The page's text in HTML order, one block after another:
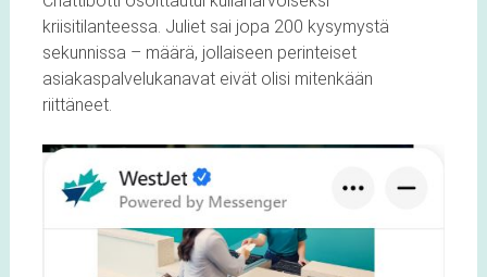
kriisitilanteessa. Juliet sai jopa 200 kysymystä
sekunnissa – määrä, jollaiseen perinteiset
asiakaspalvelukanavat eivät olisi mitenkään
riittäneet.